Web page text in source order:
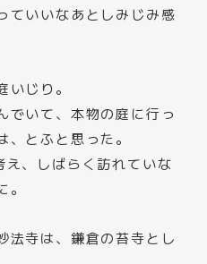
ていいなあとしみじみ感
じり。
でいて、本物の庭に行っ
とふと思った。
、しばらく訪れていな
法寺は、鎌倉の苔寺とし